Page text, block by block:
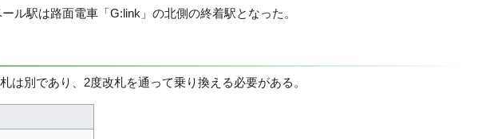
ル駅は路面電車「G:link」の北側の終着駅となった。
別であり、2度改札を通って乗り換える必要がある。